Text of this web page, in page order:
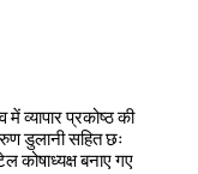
व्यापार प्रकोष्ठ की
डुलानी सहित छः
बनाए गए